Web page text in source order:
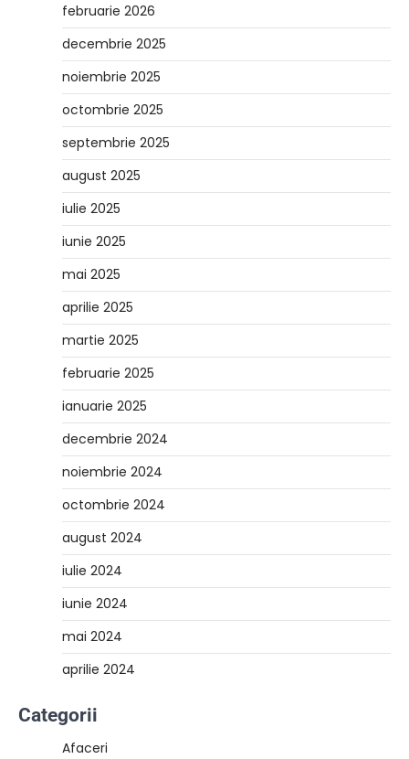
februarie 2026
decembrie 2025
noiembrie 2025
octombrie 2025
septembrie 2025
august 2025
iulie 2025
iunie 2025
mai 2025
aprilie 2025
martie 2025
februarie 2025
ianuarie 2025
decembrie 2024
noiembrie 2024
octombrie 2024
august 2024
iulie 2024
iunie 2024
mai 2024
aprilie 2024
Categorii
Afaceri